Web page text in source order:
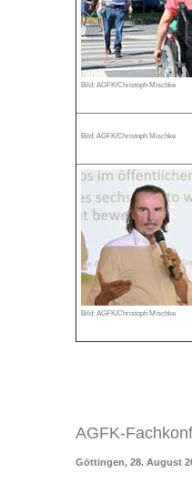
Bild: AGFK/Christoph Mischke
Bild: AGFK/Christoph Mischke
Bild: AGFK/Christoph Mischke
AGFK-
Göttingen, 28. August